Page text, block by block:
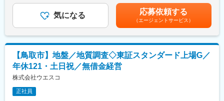
・得意先に定期訪問し、「どの商品を導入すればいいか」 「工事
に必要な資材をどのように揃えるか」などの相談に応えながら、
建物づくりを支援していきます。
ありません。
■働き方：
す。
■賞与：年2回賃金はあくまでも目安の金額であり、選考を通じて
上下する可能性があります。月給(月額)は固定手当を含めた表記で
気になる 応募依頼する
（エージェントサービス）
【鳥取市】地盤／地質調査◇東証スタンダード上場G／
年休121・土日祝／無借金経営
株式会社ウエスコ
正社員